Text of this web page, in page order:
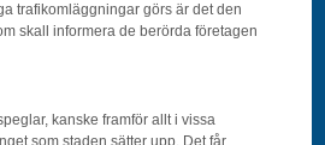
trafikomläggningar görs är det den
skall informera de berörda företagen
kanske framför allt i vissa